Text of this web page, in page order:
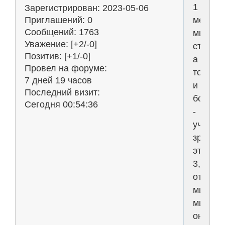
Зарегистрирован: 2023-05-06
Приглашений: 0
Сообщений: 1763
Уважение: [+2/-0]
Позитив: [+1/-0]
Провел на форуме:
7 дней 19 часов
Последний визит:
Сегодня 00:54:36
1
место
стоит,
а
то
и
-
этих
от
минус
они